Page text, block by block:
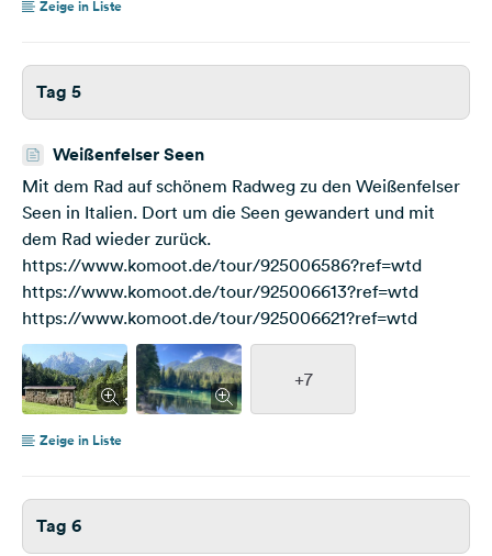
Zeige in Liste
Tag 5
Weißenfelser Seen
Mit dem Rad auf schönem Radweg zu den Weißenfelser
Seen in Italien. Dort um die Seen gewandert und mit
dem Rad wieder zurück.
https://www.komoot.de/tour/925006586?ref=wtd
https://www.komoot.de/tour/925006613?ref=wtd
https://www.komoot.de/tour/925006621?ref=wtd
+7
Zeige in Liste
Tag 6